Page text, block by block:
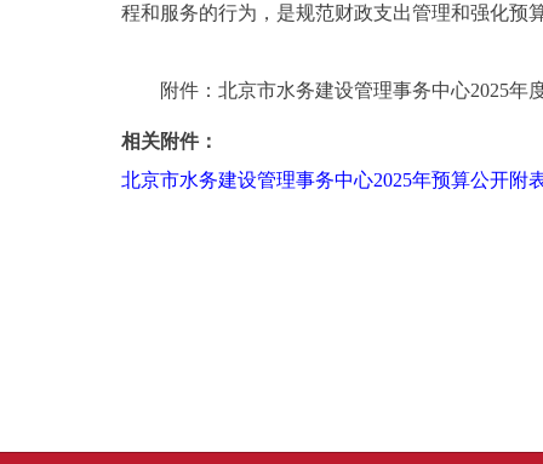
程和服务的行为，是规范财政支出管理和强化预
附件：北京市水务建设管理事务中心2025年
相关附件：
北京市水务建设管理事务中心2025年预算公开附